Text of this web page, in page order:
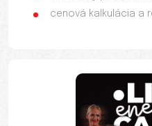
cenová kalkulácia a